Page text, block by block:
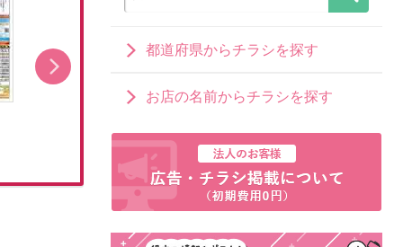
都道府県からチラシを探す
お店の名前からチラシを探す